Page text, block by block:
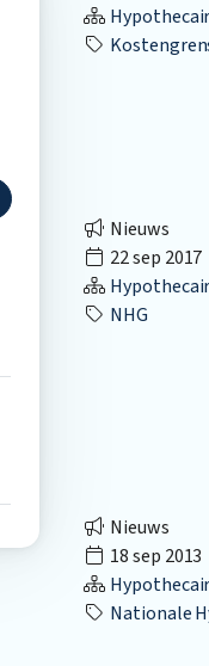
Nieuws
22 sep 2017
NHG
Nieuws
18 sep 2013
Nationale